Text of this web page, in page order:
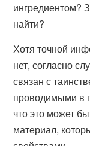
ингредиентом?
найти?
Хотя точной
нет, согласно
связан с
проводимыми в
что это может
материал,